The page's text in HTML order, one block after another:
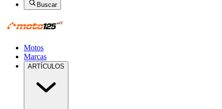
Buscar
Motos
Marcas
ARTÍCULOS